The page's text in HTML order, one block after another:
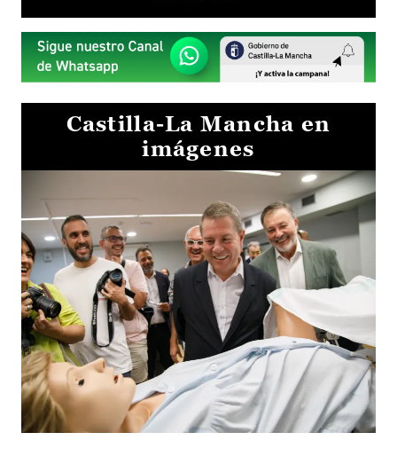
Castilla-La Mancha en
imágenes